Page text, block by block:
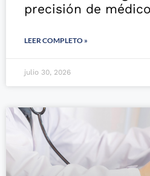
precisión de
LEER COMPLETO »
julio 30, 2026